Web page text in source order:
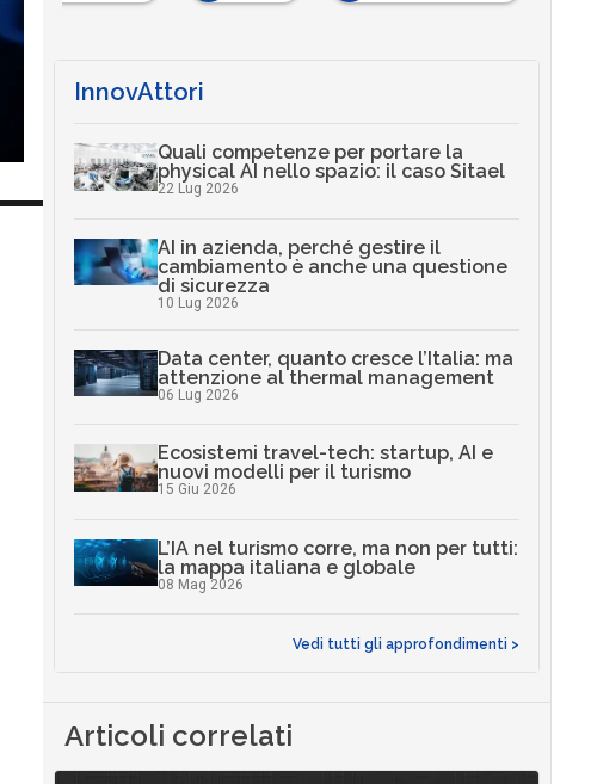
InnovAttori
Quali competenze per portare la
physical AI nello spazio: il caso Sitael
22 Lug 2026
AI in azienda, perché gestire il
cambiamento è anche una questione
di sicurezza
10 Lug 2026
Data center, quanto cresce l’Italia: ma
attenzione al thermal management
06 Lug 2026
Ecosistemi travel-tech: startup, AI e
nuovi modelli per il turismo
15 Giu 2026
L’IA nel turismo corre, ma non per tutti:
la mappa italiana e globale
08 Mag 2026
Vedi tutti gli approfondimenti >
Articoli correlati